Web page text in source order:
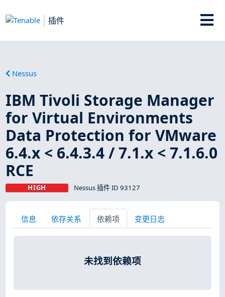
插件
Nessus
IBM Tivoli Storage Manager
for Virtual Environments
Data Protection for VMware
6.4.x < 6.4.3.4 / 7.1.x < 7.1.6.0
RCE
HIGH Nessus 插件 ID 93127
信息 依存关系 依赖项 变更日志
未找到依赖项